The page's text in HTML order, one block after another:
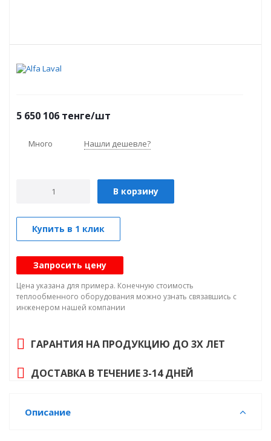
5 650 106 тенге/шт
Много Нашли дешевле?
В корзину
Купить в 1 клик
Запросить цену
Цена указана для примера. Конечную стоимость
теплообменного оборудования можно узнать связавшись с
инженером нашей компании
ГАРАНТИЯ НА ПРОДУКЦИЮ ДО 3Х ЛЕТ
ДОСТАВКА В ТЕЧЕНИЕ 3-14 ДНЕЙ
Описание